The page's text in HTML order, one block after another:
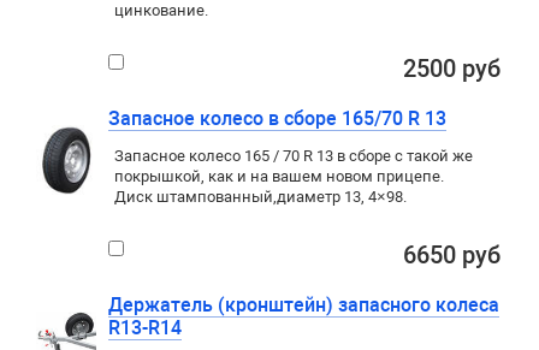
цинкование.
2500 руб
Запасное колесо в сборе 165/70 R 13
Запасное колесо 165 / 70 R 13 в сборе с такой же
покрышкой,как и на вашем новом прицепе.
Диск штампованный,диаметр 13, 4×98.
6650 руб
Держатель (кронштейн) запасного колеса
R13-R14